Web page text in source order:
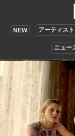
NEW アーティスト
ニュー